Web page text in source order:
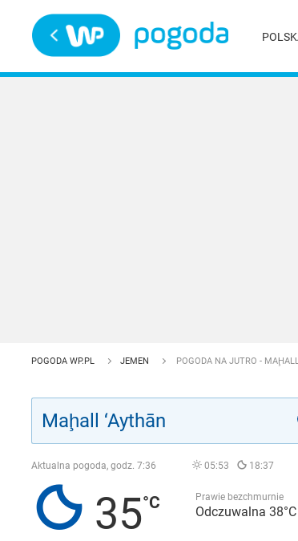
POGODA WP.PL JEMEN POGODA NA JUTRO -
Aktualna pogoda, godz. 7:36 05:53 18:37
35 Prawie bezchmurnie
Odczuwalna 38°C